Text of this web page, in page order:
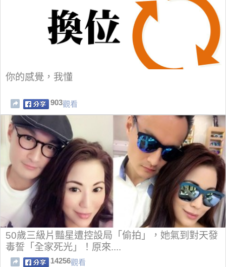
你的感覺，我懂
903觀看
50歲三級片豔星遭控設局「偷拍」，她氣到對天發
毒誓「全家死光」！原來....
14256觀看